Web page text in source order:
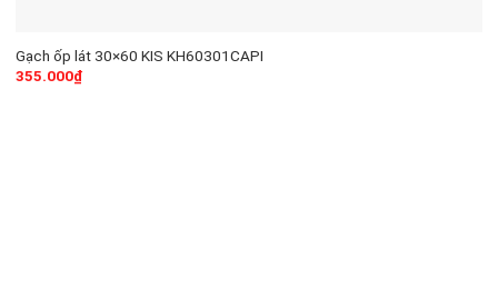
Gạch ốp lát 30×60 KIS KH60301CAPI
355.000₫